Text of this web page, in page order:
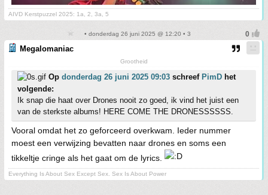
AIVD Kerstpuzzel 2025: 1a, 2, 3a, 5
• donderdag 26 juni 2025 @ 12:20 • 3
Megalomaniac
Grootheid
Op donderdag 26 juni 2025 09:03 schreef PimD het
volgende:
Ik snap die haat over Drones nooit zo goed, ik vind het juist een
van de sterkste albums! HERE COME THE DRONESSSSSS.
Vooral omdat het zo geforceerd overkwam. Ieder nummer
moest een verwijzing bevatten naar drones en soms een
tikkeltje cringe als het gaat om de lyrics.
Everything Is About Sex Except Sex. Sex Is About Power